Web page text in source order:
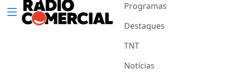
Programas
Destaques
TNT
Notícias